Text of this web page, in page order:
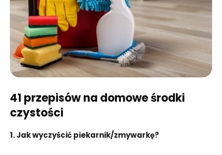
41 przepisów na domowe środki
czystości
1. Jak wyczyścić piekarnik/zmywarkę?